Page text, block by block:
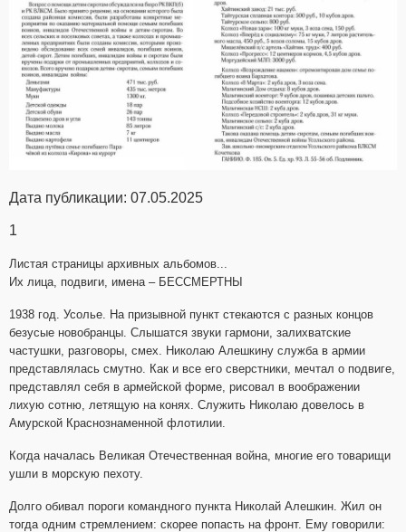
Дата публикации: 07.05.2025
1
Листая страницы архивных альбомов...
Их лица, подвиги, имена – БЕССМЕРТНЫ
1938 год. Усолье. На призывной пункт стекаются с разных концов
безусые новобранцы. Слышатся звуки гармони, залихватские
частушки, разговоры, смех. Николаю Алешкину служба в армии
представлялась смутно. Как и все его сверстники, мечтал о подвиге,
представлял себя в армейской форме, рисовал в воображении
лихую сотню, летящую на конях. Служить Николаю довелось в
Амурской Краснознаменной флотилии.
Когда началась Великая Отечественная война, многие его товарищи
ушли в морскую пехоту.
Долго обивал пороги командного пункта Николай Алешкин. Жил он
тогда одним стремлением: скорее попасть на фронт. Ему говорили: